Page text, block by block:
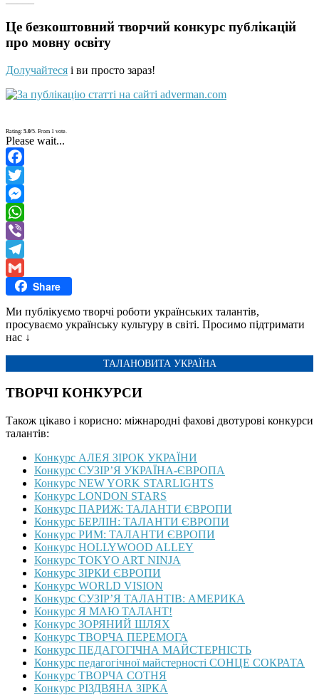
Це безкоштовний творчий конкурс публікацій
про мовну освіту
Долучайтеся і ви просто зараз!
Rating: 5.0/5. From 1 vote.
Please wait...
Facebook
Twitter
Messenger
WhatsApp
Viber
Telegram
GmailShare
Ми публікуємо творчі роботи українських талантів,
просуваємо українську культуру в світі. Просимо підтримати
нас ↓
ТАЛАНОВИТА УКРАЇНА
ТВОРЧІ КОНКУРСИ
Також цікаво і корисно: міжнародні фахові двотурові конкурси
талантів:
Конкурс АЛЕЯ ЗІРОК УКРАЇНИ
Конкурс СУЗІР’Я УКРАЇНА-ЄВРОПА
Конкурс NEW YORK STARLIGHTS
Конкурс LONDON STARS
Конкурс ПАРИЖ: ТАЛАНТИ ЄВРОПИ
Конкурс БЕРЛІН: ТАЛАНТИ ЄВРОПИ
Конкурс РИМ: ТАЛАНТИ ЄВРОПИ
Конкурс HOLLYWOOD ALLEY
Конкурс TOKYO ART NINJA
Конкурс ЗІРКИ ЄВРОПИ
Конкурс WORLD VISION
Конкурс СУЗІР’Я ТАЛАНТІВ: АМЕРИКА
Конкурс Я МАЮ ТАЛАНТ!
Конкурс ЗОРЯНИЙ ШЛЯХ
Конкурс ТВОРЧА ПЕРЕМОГА
Конкурс ПЕДАГОГІЧНА МАЙСТЕРНІСТЬ
Конкурс педагогічної майстерності СОНЦЕ СОКРАТА
Конкурс ТВОРЧА СОТНЯ
Конкурс РІЗДВЯНА ЗІРКА